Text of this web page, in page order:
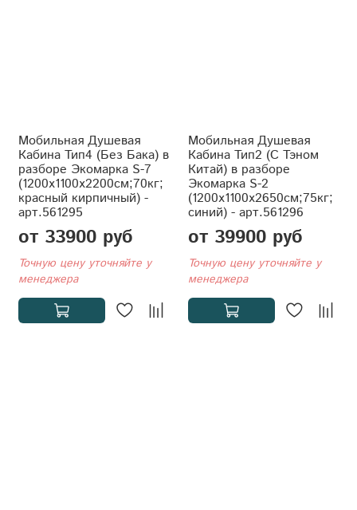
Мобильная Душевая
Кабина Тип4 (Без Бака) в
разборе Экомарка S-7
(1200x1100x2200см;70кг;
красный кирпичный) -
арт.561295
от 33900 руб
Точную цену уточняйте у
менеджера
Мобильная Душевая
Кабина Тип2 (С Тэном
Китай) в разборе
Экомарка S-2
(1200x1100x2650см;75кг;
синий) - арт.561296
от 39900 руб
Точную цену уточняйте у
менеджера